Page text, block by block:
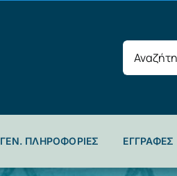
Search
for:
ΓΕΝ. ΠΛΗΡΟΦΟΡΙΕΣ ΕΓΓΡΑΦΕΣ